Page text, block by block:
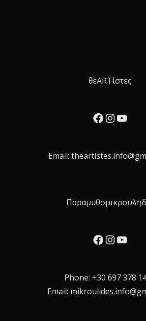
θεARTίστες
Facebook
Email:
Phone: +30 697 378
Email: